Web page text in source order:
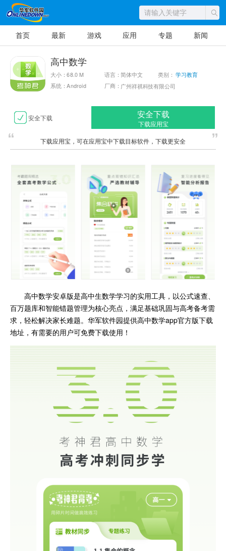
首页 最新 游戏 应用 专题 新闻
高中数学
大小：68.0 M 语言：简体中文 类别：学习教育
系统：Android
厂商： 广州祥祺科技有限公司
安全下载 安全下载
下载应用宝
下载应用宝，可在应用宝中下载目标软件，下载更安全
高中数学安卓版是高中生数学学习的实用工具，以公式速查、
百万题库和智能错题管理为核心亮点，满足基础巩固与高考备考需
求，轻松解决家长难题。华军软件园提供高中数学app官方版下载
地址，有需要的用户可免费下载使用！